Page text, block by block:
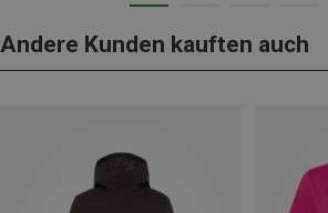
Andere Kunden kauften auch